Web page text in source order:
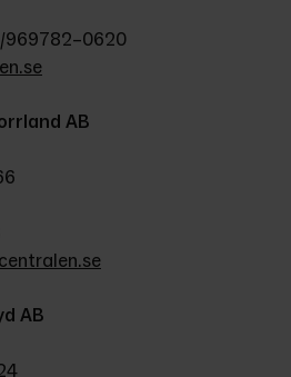
969782–0620
AB
AB